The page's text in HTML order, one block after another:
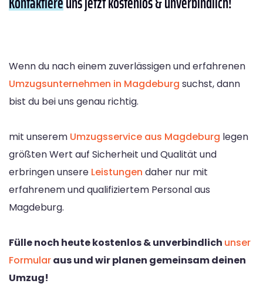
Wenn du nach einem zuverlässigen und erfahrenen
Umzugsunternehmen in Magdeburg suchst, dann
bist du bei uns genau richtig.
mit unserem Umzugsservice aus Magdeburg legen
größten Wert auf Sicherheit und Qualität und
erbringen unsere Leistungen daher nur mit
erfahrenem und qualifiziertem Personal aus
Magdeburg.
Fülle noch heute kostenlos & unverbindlich unser
Formularaus und wir planen gemeinsam deinen
Umzug!